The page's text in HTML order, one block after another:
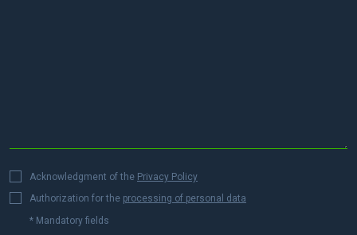
Acknowledgment of the Privacy Policy
Authorization for the processing of personal data
* Mandatory fields